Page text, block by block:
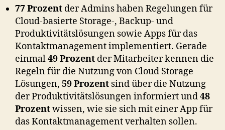
77 Prozent der Admins haben Regelungen für
Cloud-basierte Storage-, Backup- und
Produktivitätslösungen sowie Apps für das
Kontaktmanagement implementiert. Gerade
einmal49 Prozent der Mitarbeiter kennen die
Regeln für die Nutzung von Cloud Storage
Lösungen, 59 Prozent sind über die Nutzung
der Produktivitätslösungen informiert und48
Prozentwissen, wie sie sich mit einer App für
das Kontaktmanagement verhalten sollen.